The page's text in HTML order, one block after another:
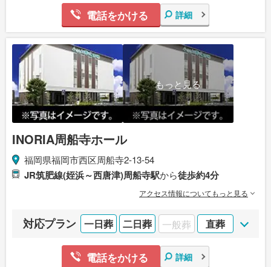
電話をかける 詳細
もっと見る
INORIA周船寺ホール
福岡県福岡市西区周船寺2-13-54
JR筑肥線(姪浜～西唐津)周船寺駅から徒歩約4分
アクセス情報についてもっと見る
対応プラン 一日葬 二日葬 一般葬 直葬
電話をかける 詳細